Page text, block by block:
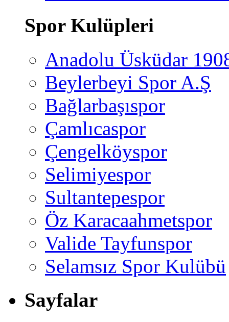
Spor Kulüpleri
Anadolu Üsküdar
Beylerbeyi Spor A.Ş
Bağlarbaşıspor
Çamlıcaspor
Çengelköyspor
Selimiyespor
Sultantepespor
Öz Karacaahmetspor
Valide Tayfunspor
Selamsız Spor Kulübü
Sayfalar